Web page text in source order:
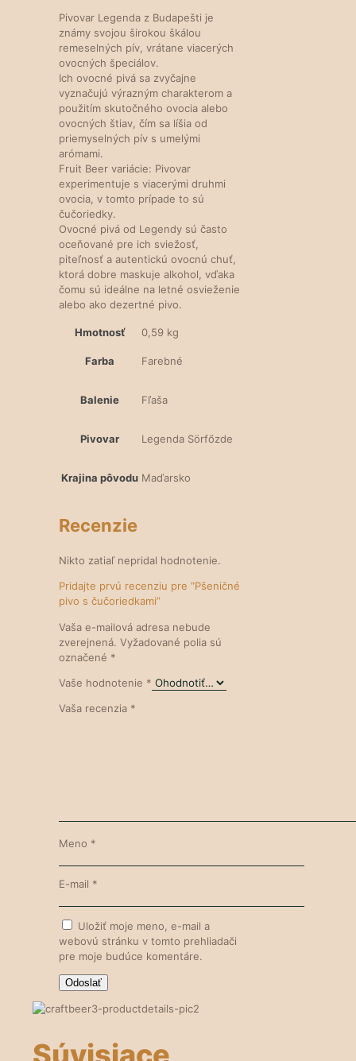
Pivovar Legenda z Budapešti je
známy svojou širokou škálou
remeselných pív, vrátane viacerých
ovocných špeciálov.
Ich ovocné pivá sa zvyčajne
vyznačujú výrazným charakterom a
použitím skutočného ovocia alebo
ovocných štiav, čím sa líšia od
priemyselných pív s umelými
arómami.
Fruit Beer variácie: Pivovar
experimentuje s viacerými druhmi
ovocia, v tomto prípade to sú
čučoriedky.
Ovocné pivá od Legendy sú často
oceňované pre ich sviežosť,
piteľnosť a autentickú ovocnú chuť,
ktorá dobre maskuje alkohol, vďaka
čomu sú ideálne na letné osvieženie
alebo ako dezertné pivo.
Hmotnosť 0,59 kg
Farba Farebné
Balenie Fľaša
Pivovar Legenda Sörfőzde
Krajina pôvodu Maďarsko
Recenzie
Nikto zatiaľ nepridal hodnotenie.
Pridajte prvú recenziu pre “Pšeničné
pivo s čučoriedkami”
Vaša e-mailová adresa nebude
zverejnená. Vyžadované polia sú
označené *
Vaše hodnotenie *
Vaša recenzia *
Meno *
E-mail *
Uložiť moje meno, e-mail a
webovú stránku v tomto prehliadači
pre moje budúce komentáre.